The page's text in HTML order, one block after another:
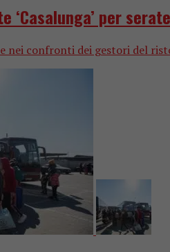
‘Casalunga’ per
nei confronti dei gestori del